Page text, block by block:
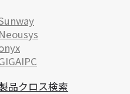
Neousys
品クロス検索